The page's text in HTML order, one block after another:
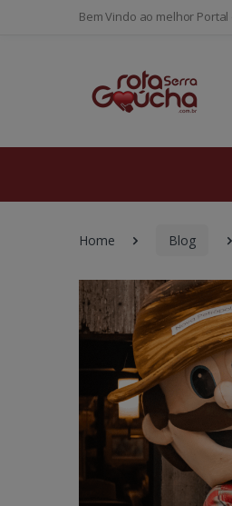
Bem Vindo ao melhor
Home Blog